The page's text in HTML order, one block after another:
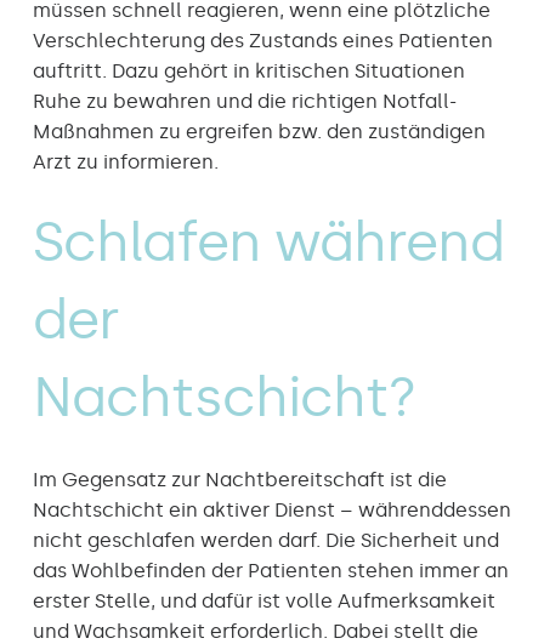
müssen schnell reagieren, wenn eine plötzliche
Verschlechterung des Zustands eines Patienten
auftritt. Dazu gehört in kritischen Situationen
Ruhe zu bewahren und die richtigen Notfall-
Maßnahmen zu ergreifen bzw. den zuständigen
Arzt zu informieren.
Schlafen während
der
Nachtschicht?
Im Gegensatz zur Nachtbereitschaft ist die
Nachtschicht ein aktiver Dienst – währenddessen
nicht geschlafen werden darf. Die Sicherheit und
das Wohlbefinden der Patienten stehen immer an
erster Stelle, und dafür ist volle Aufmerksamkeit
und Wachsamkeit erforderlich. Dabei stellt die